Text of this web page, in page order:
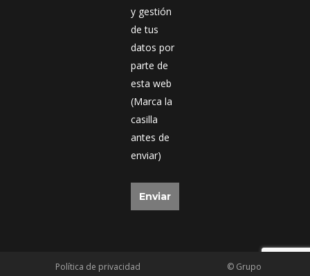
y gestión
de tus
datos por
parte de
esta web
(Marca la
casilla
antes de
enviar)
Política de privacidad © Grupo